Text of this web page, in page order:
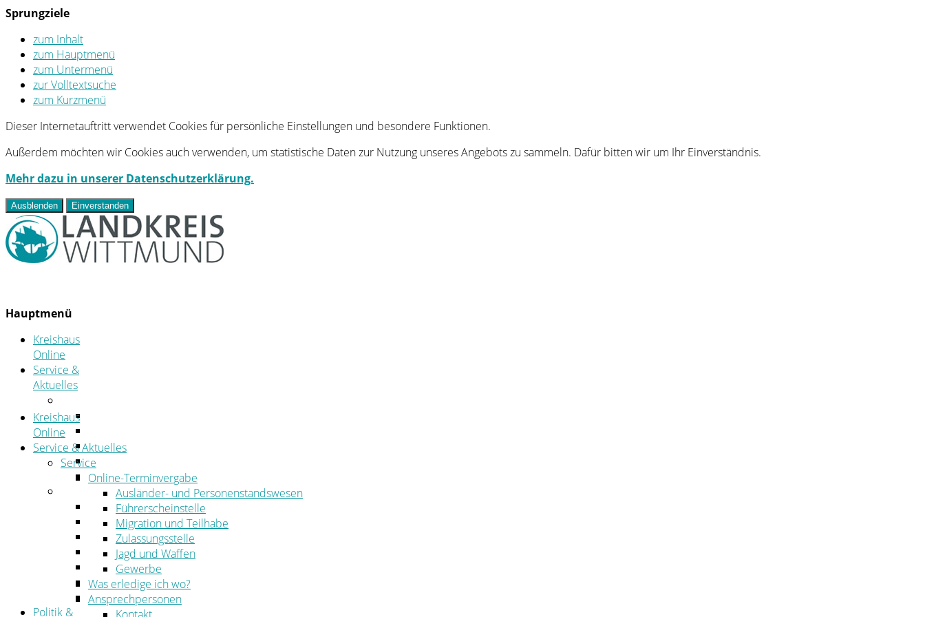
Sprungziele
zum Inhalt
zum Hauptmenü
zum Untermenü
zur Volltextsuche
zum Kurzmenü
Dieser Internetauftritt verwendet Cookies für persönliche Einstellungen und besondere Funktionen.
Außerdem möchten wir Cookies auch verwenden, um statistische Daten zur Nutzung unseres Angebots zu sammeln. Dafür bitten wir um Ihr Einverständnis.
Mehr dazu in unserer Datenschutzerklärung.
Ausblenden Einverstanden
Hauptmenü
Kreishaus
Online
Service &
Aktuelles
Ansprechpersonen
Formulare
Öffnungszeiten
Aktuelles
Stellenangebote
Azubiportal
Pressemitteilungen
Bekanntmachungen & öffentliche Zustellungen
Kehrbezirksausschreibungen
Amtsblatt
Öffentliche Ausschreibungen
Politik &
Kreishaus
Online
Service & Aktuelles
Service
Online-Terminvergabe
Ausländer- und Personenstandswesen
Führerscheinstelle
Migration und Teilhabe
Zulassungsstelle
Jagd und Waffen
Gewerbe
Was erledige ich wo?
Ansprechpersonen